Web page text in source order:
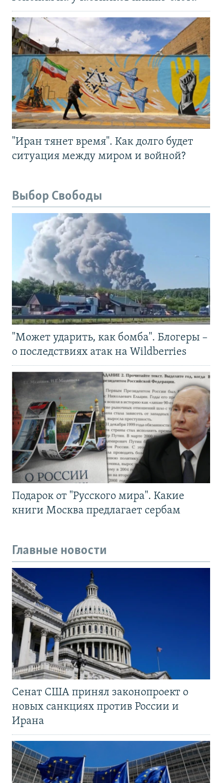
"Иран тянет время". Как долго будет
ситуация между миром и войной?
Выбор Свободы
"Может ударить, как бомба". Блогеры –
о последствиях атак на Wildberries
Подарок от "Русского мира". Какие
книги Москва предлагает сербам
Главные новости
Сенат США принял законопроект о
новых санкциях против России и
Ирана